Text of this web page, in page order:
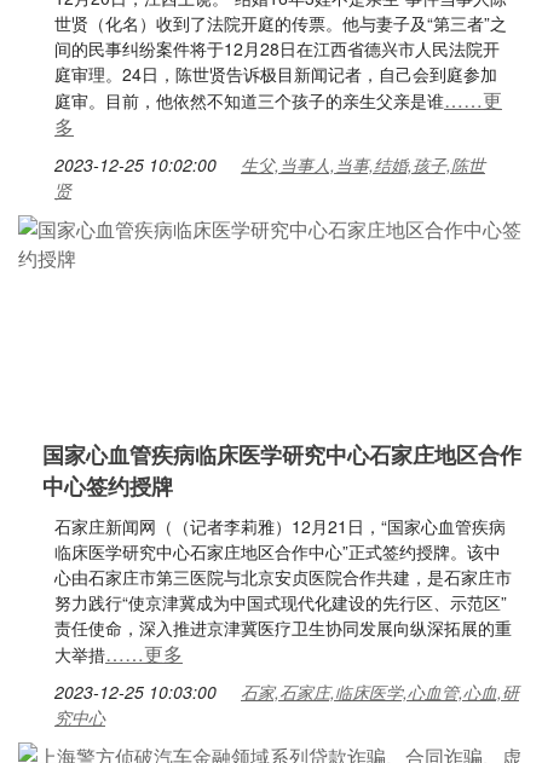
世贤（化名）收到了法院开庭的传票。他与妻子及“第三者”之
间的民事纠纷案件将于12月28日在江西省德兴市人民法院开
庭审理。24日，陈世贤告诉极目新闻记者，自己会到庭参加
庭审。目前，他依然不知道三个孩子的亲生父亲是谁……更
多
2023-12-25 10:02:00
生父,当事人,当事,结婚,孩子,陈世
贤
国家心血管疾病临床医学研究中心石家庄地区合作
中心签约授牌
石家庄新闻网（（记者李莉雅）12月21日，“国家心血管疾病
临床医学研究中心石家庄地区合作中心”正式签约授牌。该中
心由石家庄市第三医院与北京安贞医院合作共建，是石家庄市
努力践行“使京津冀成为中国式现代化建设的先行区、示范区”
责任使命，深入推进京津冀医疗卫生协同发展向纵深拓展的重
大举措……更多
2023-12-25 10:03:00
石家,石家庄,临床医学,心血管,心血,研
究中心